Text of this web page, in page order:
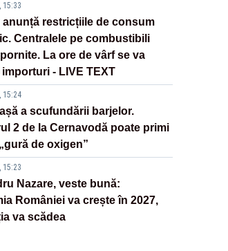
15:33
anunță restricțiile de consum
Centralele pe combustibili
La ore de vârf se va
- LIVE TEXT
15:24
a scufundării barjelor.
2 de la Cernavodă poate primi
de oxigen”
15:23
Nazare, veste bună:
României va crește în 2027,
va scădea